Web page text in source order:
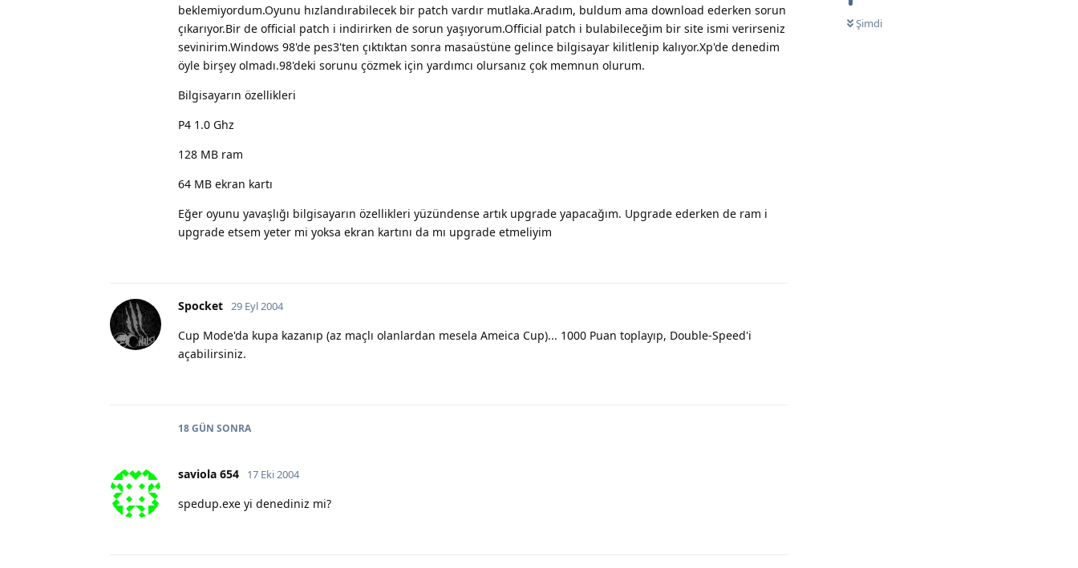
Şimdi
beklemiyordum.Oyunu hızlandırabilecek bir patch vardır mutlaka.Aradım, buldum ama download ederken sorun
çıkarıyor.Bir de official patch i indirirken de sorun yaşıyorum.Official patch i bulabileceğim bir site ismi verirseniz
sevinirim.Windows 98'de pes3'ten çıktıktan sonra masaüstüne gelince bilgisayar kilitlenip kalıyor.Xp'de denedim
öyle birşey olmadı.98'deki sorunu çözmek için yardımcı olursanız çok memnun olurum.
Bilgisayarın özellikleri
P4 1.0 Ghz
128 MB ram
64 MB ekran kartı
Eğer oyunu yavaşlığı bilgisayarın özellikleri yüzündense artık upgrade yapacağım. Upgrade ederken de ram i
upgrade etsem yeter mi yoksa ekran kartını da mı upgrade etmeliyim
Spocket 29 Eyl 2004
Cup Mode'da kupa kazanıp (az maçlı olanlardan mesela Ameica Cup)... 1000 Puan toplayıp, Double-Speed'i
açabilirsiniz.
18 GÜN SONRA
saviola 654 17 Eki 2004
spedup.exe yi denediniz mi?